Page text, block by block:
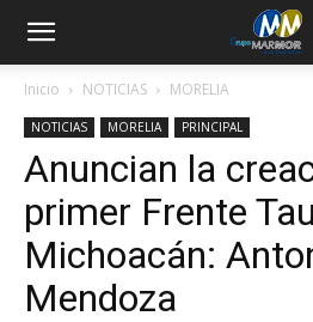
Inicio NOTICIAS MORELIA
NOTICIAS MORELIA PRINCIPAL
Anuncian la
primer Frente
Michoacán:
Mendoza